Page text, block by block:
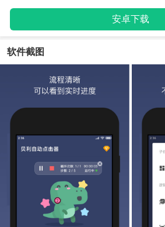
安卓下载
软件截图